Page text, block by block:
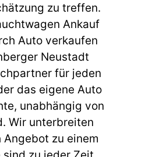
zu treffen.
Ankauf
Auto verkaufen
Neustadt
für jeden
das eigene Auto
unabhängig von
Wir unterbreiten
Angebot zu einem